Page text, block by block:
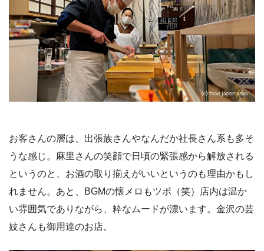
お客さんの層は、出張族さんやなんだか社長さん系も多そ
うな感じ。麻里さんの笑顔で日頃の緊張感から解放される
というのと、お酒の取り揃えがいいというのも理由かもし
れません。あと、BGMの懐メロもツボ（笑）店内は温か
い雰囲気でありながら、粋なムードが漂います。金沢の芸
妓さんも御用達のお店。